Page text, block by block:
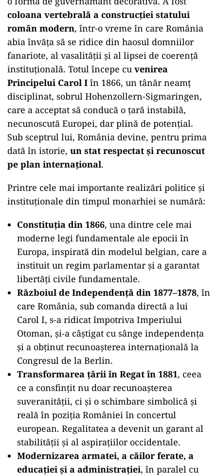
coloana vertebrală a construcției statului
român modern, într-o vreme în care România
abia învăța să se ridice din haosul domniilor
fanariote, al vasalității și al lipsei de coerență
instituțională. Totul începe cu venirea
Principelui Carol I în 1866, un tânăr neamț
disciplinat, sobrul Hohenzollern-Sigmaringen,
care a acceptat să conducă o țară instabilă,
necunoscută Europei, dar plină de potențial.
Sub sceptrul lui, România devine, pentru prima
dată în istorie, un stat respectat și recunoscut
pe plan internațional.
Printre cele mai importante realizări politice și
instituționale din timpul monarhiei se numără:
Constituția din 1866, una dintre cele mai
moderne legi fundamentale ale epocii în
Europa, inspirată din modelul belgian, care a
instituit un regim parlamentar și a garantat
libertăți civile fundamentale.
Războiul de Independență din 1877–1878, în
care România, sub comanda directă a lui
Carol I, s-a ridicat împotriva Imperiului
Otoman, și-a câștigat cu sânge independența
și a obținut recunoașterea internațională la
Congresul de la Berlin.
Transformarea țării în Regat în 1881, ceea
ce a consfințit nu doar recunoașterea
suveranității, ci și o schimbare simbolică și
reală în poziția României în concertul
european. Regalitatea a devenit un garant al
stabilității și al aspirațiilor occidentale.
Modernizarea armatei, a căilor ferate, a
educației și a administrației, în paralel cu